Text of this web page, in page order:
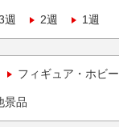
週 2週 1週
フィギュア・ホビー
景品